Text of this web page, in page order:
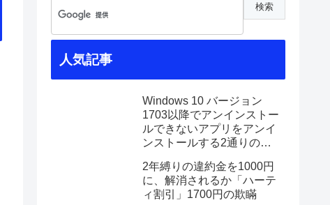
人気記事
Windows 10 バージョン
1703以降でアンインストー
ルできないアプリをアンイ
ンストールする2通りの方
2年縛りの違約金を1000円
に、解消されるか「ハーテ
ィ割引」1700円の欺瞞